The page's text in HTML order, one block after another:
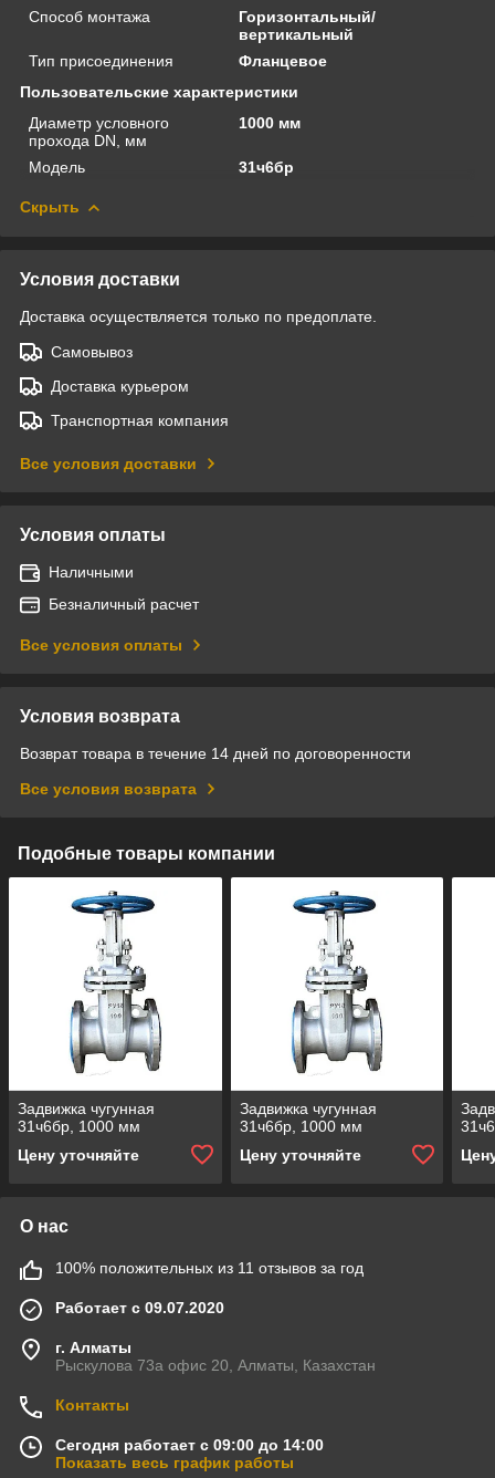
Способ монтажа
Горизонтальный/
вертикальный
Тип присоединения
Фланцевое
Пользовательские характеристики
Диаметр условного
прохода DN, мм
1000 мм
Модель 31ч6бр
Скрыть
Условия доставки
Доставка осуществляется только по предоплате.
Самовывоз
Доставка курьером
Транспортная компания
Все условия доставки
Условия оплаты
Наличными
Безналичный расчет
Все условия оплаты
Условия возврата
Возврат товара в течение 14 дней по договоренности
Все условия возврата
Подобные товары компании
Задвижка чугунная
31ч6бр, 1000 мм
Цену уточняйте
Задвижка чугунная
31ч6бр, 1000 мм
Цену уточняйте
О нас
100% положительных из 11 отзывов за год
Работает с 09.07.2020
г. Алматы
Рыскулова 73а офис 20, Алматы, Казахстан
Контакты
Сегодня работает с 09:00 до 14:00
Показать весь график работы